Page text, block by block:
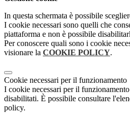
In questa schermata è possibile
I cookie necessari sono quelli che
piattaforma e non è possibile
Per conoscere quali sono i cookie
visionare la COOKIE POLICY.
Cookie necessari per il funzionamento
I cookie necessari per il
disabilitati. È possibile consultare
policy.